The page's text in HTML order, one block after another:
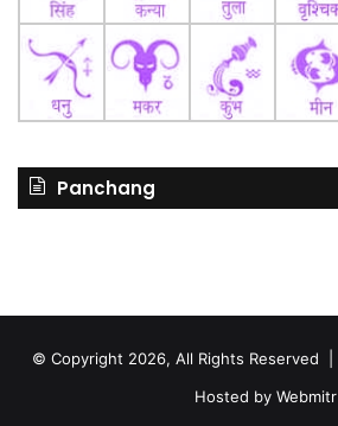
Panchang
© Copyright 2026, All Rights Reserved |
Hosted by Webmitr